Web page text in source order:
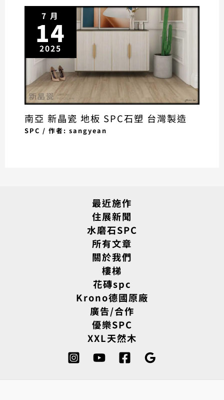
7 月
14
2025
南亞 新晶瓷 地板 SPC石塑 台灣製造
SPC / 作者: sangyean
最近施作
住展新聞
水磨石SPC
所有文章
關於我們
樓梯
花磚spc
Krono德國原廠
廣告/合作
優樂SPC
XXL天然木